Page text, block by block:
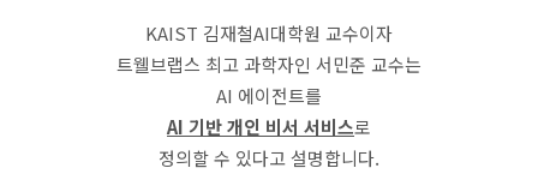
KAIST 김재철AI대학원 교수이자
트웰브랩스 최고 과학자인 서민준 교수는
AI 에이전트를
AI 기반 개인 비서 서비스로
정의할 수 있다고 설명합니다.